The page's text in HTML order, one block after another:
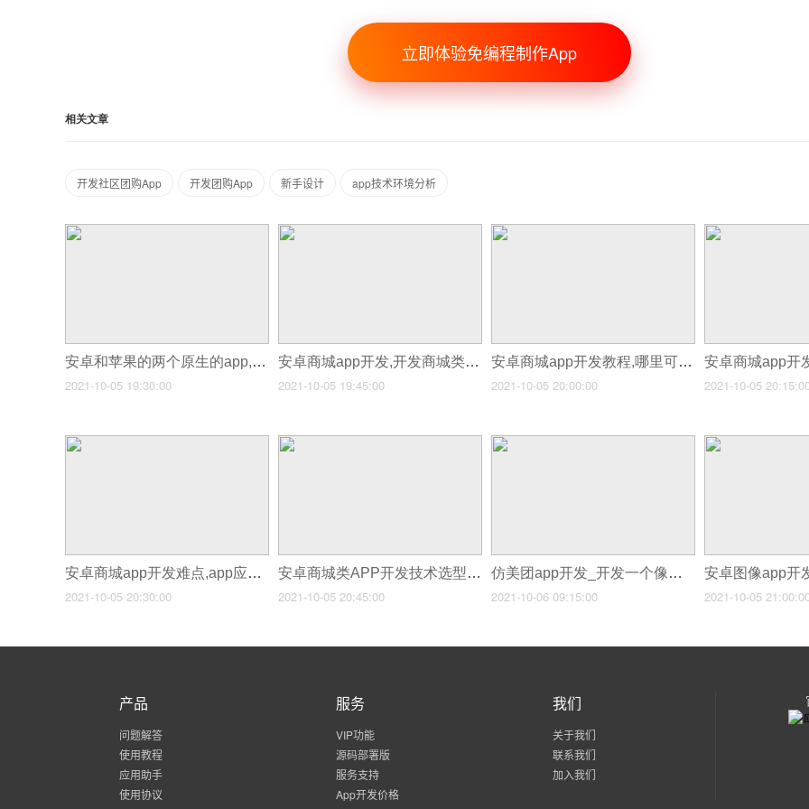
立即体验免编程制作App
相关文章
开发社区团购App 开发团购App 新手设计 app技术环境分析
安卓和苹果的两个原生的app,安卓系统原生app开发
2021-10-05 19:30:00
安卓商城app开发,开发商城类app原理
2021-10-05 19:45:00
安卓商城app开发教程,哪里可以学安卓app开发
2021-10-05 20:00:00 2021-10-05
安卓商城app开发难点,app应用开发的难点
2021-10-05 20:30:00
安卓商城类APP开发技术选型,app商城开发功能模块
2021-10-05 20:45:00
仿美团app开发_开发一个像美团的app多少钱?
2021-10-06 09:15:00 2021-10-05
产品
问题解答
使用教程
应用助手
使用协议
服务
VIP功能
源码部署版
服务支持
App开发价格
我们
关于我们
联系我们
加入我们